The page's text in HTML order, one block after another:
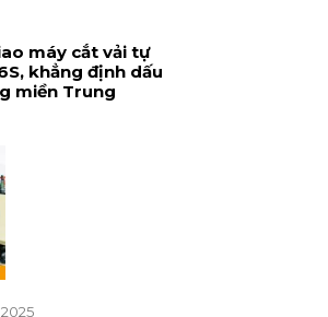
máy cắt vải tự
khẳng định dấu
miền Trung